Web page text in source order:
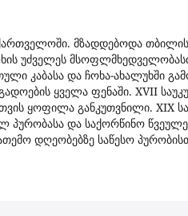
მზადდებოდა
უძველეს
კაბასა და ჩოხა-ახალუხში
ყველა ფენაში. XVII
ყოფილა განკუთვნილი. XIX
პურობასა და საქორწინო
დღეობებზე საწესო